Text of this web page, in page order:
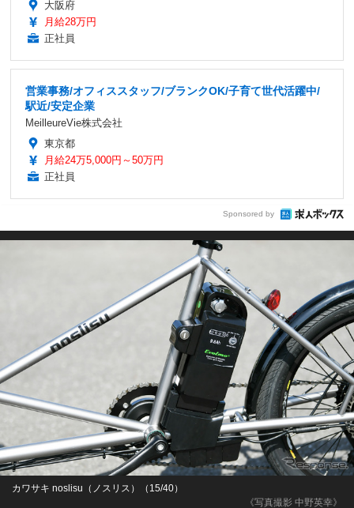
大阪府
月給28万円
正社員
営業事務/オフィススタッフ/ブランクOK/子育て世代活躍中/
駅近/安定企業
MeilleureVie株式会社
東京都
月給24万5,000円～50万円
正社員
Sponsored by
《写真撮影 中野英幸》
カワサキ noslisu（ノスリス）（15/40）